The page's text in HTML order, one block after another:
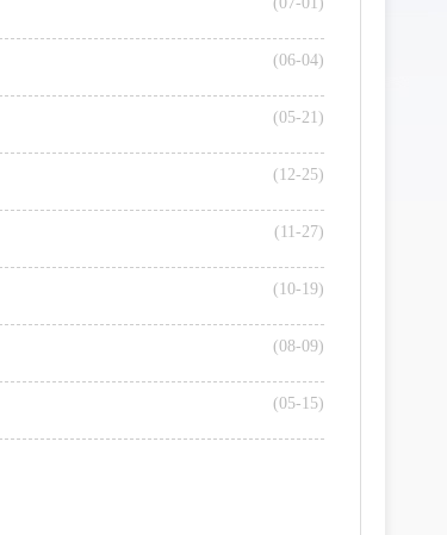
(06-04)
(05-21)
(12-25)
(11-27)
(10-19)
(08-09)
(05-15)